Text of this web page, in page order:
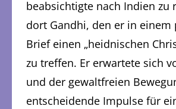
beabsichtigte nach Indien zu
dort Gandhi, den er in einem
Brief einen „heidnischen
zu treffen. Er erwartete sich
und der gewaltfreien
entscheidende Impulse für